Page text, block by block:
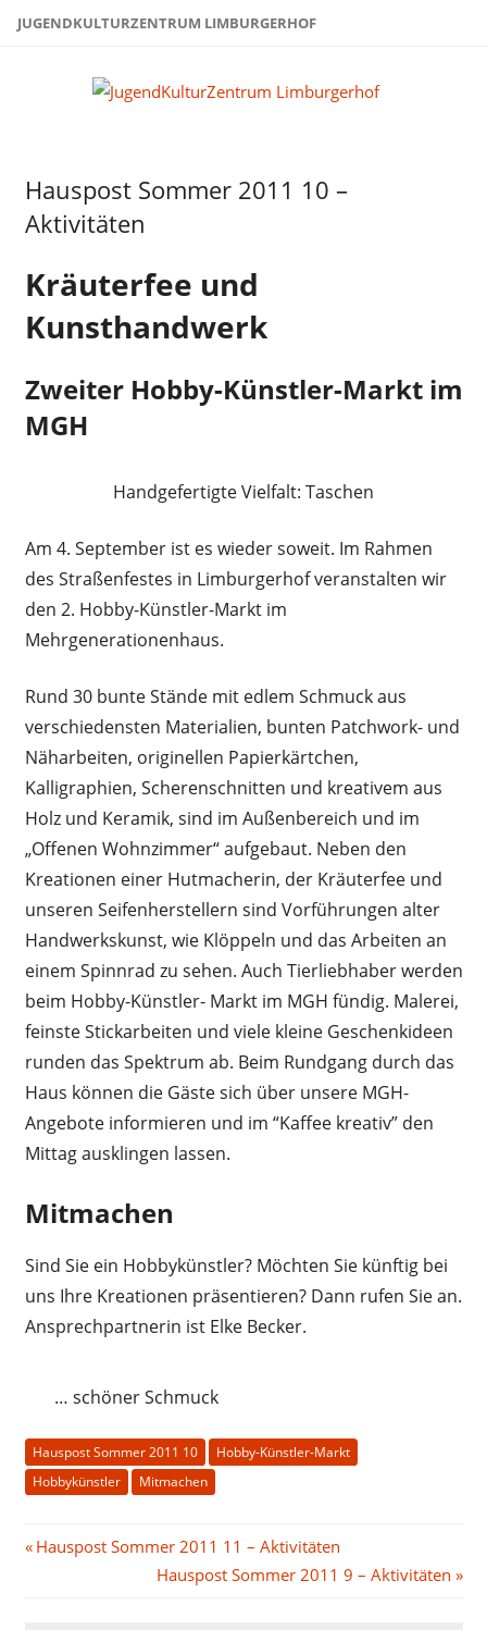
ZumJUGENDKULTURZENTRUM LIMBURGERHOF
Hauspost
Sommer-
2011
Hauspost Sommer 2011 10 –
Aktivitäten
Kräuterfee und
Kunsthandwerk
Zweiter Hobby-Künstler-Markt im
MGH
Handgefertigte Vielfalt: Taschen
Am 4. September ist es wieder soweit. Im Rahmen
des Straßenfestes in Limburgerhof veranstalten wir
den 2. Hobby-Künstler-Markt im
Mehrgenerationenhaus.
Rund 30 bunte Stände mit edlem Schmuck aus
verschiedensten Materialien, bunten Patchwork- und
Näharbeiten, originellen Papierkärtchen,
Kalligraphien, Scherenschnitten und kreativem aus
Holz und Keramik, sind im Außenbereich und im
„Offenen Wohnzimmer“ aufgebaut. Neben den
Kreationen einer Hutmacherin, der Kräuterfee und
unseren Seifenherstellern sind Vorführungen alter
Handwerkskunst, wie Klöppeln und das Arbeiten an
einem Spinnrad zu sehen. Auch Tierliebhaber werden
beim Hobby-Künstler- Markt im MGH fündig. Malerei,
feinste Stickarbeiten und viele kleine Geschenkideen
runden das Spektrum ab. Beim Rundgang durch das
Haus können die Gäste sich über unsere MGH-
Angebote informieren und im “Kaffee kreativ” den
Mittag ausklingen lassen.
Mitmachen
Sind Sie ein Hobbykünstler? Möchten Sie künftig bei
uns Ihre Kreationen präsentieren? Dann rufen Sie an.
Ansprechpartnerin ist Elke Becker.
… schöner Schmuck
Hauspost Sommer 2011 10
Hobby-Künstler-Markt
Hobbykünstler
Mitmachen
Beitragsnavigation
Vorheriger
Hauspost Sommer 2011 11 – Aktivitäten
Nächster
Hauspost Sommer 2011 9 – Aktivitäten